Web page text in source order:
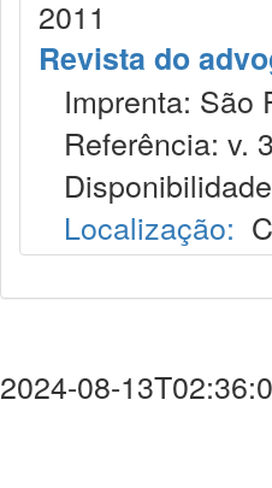
2011
Revista do
Imprenta: São
Referência: v.
Localização:
2024-08-